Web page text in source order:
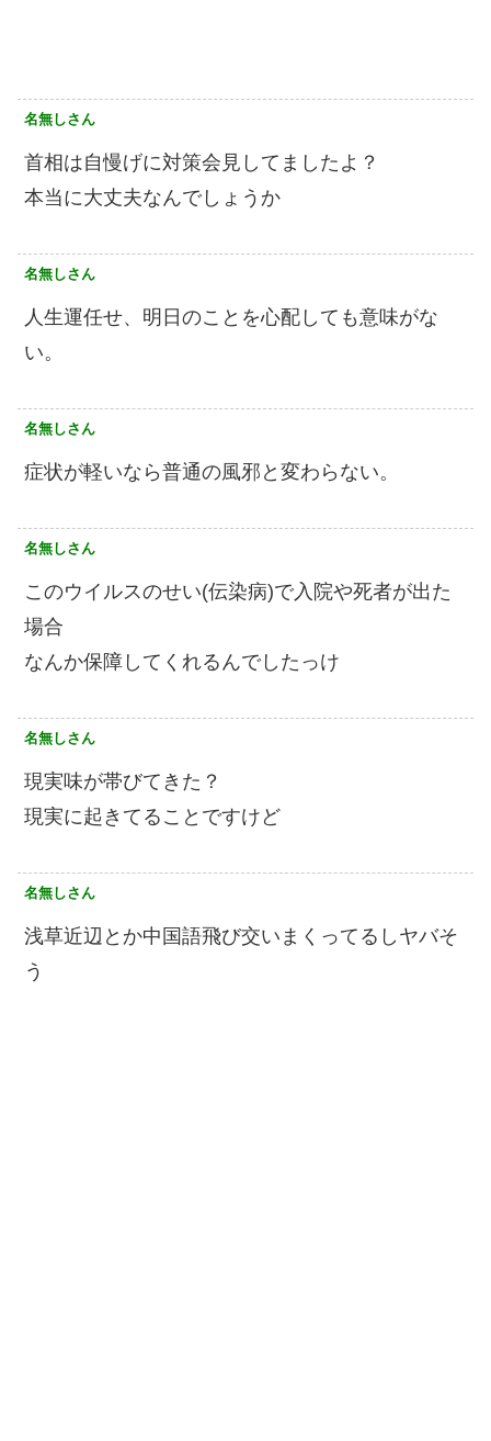
名無しさん
首相は自慢げに対策会見してましたよ？
本当に大丈夫なんでしょうか
名無しさん
人生運任せ、明日のことを心配しても意味がな
い。
名無しさん
症状が軽いなら普通の風邪と変わらない。
名無しさん
このウイルスのせい(伝染病)で入院や死者が出た
場合
なんか保障してくれるんでしたっけ
名無しさん
現実味が帯びてきた？
現実に起きてることですけど
名無しさん
浅草近辺とか中国語飛び交いまくってるしヤバそ
う